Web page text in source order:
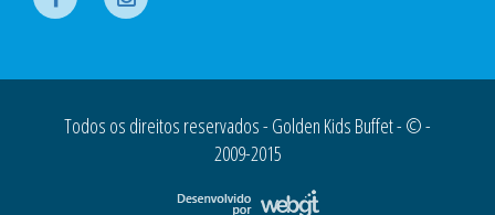
Todos os direitos reservados - Golden Kids Buffet - © -
2009-2015